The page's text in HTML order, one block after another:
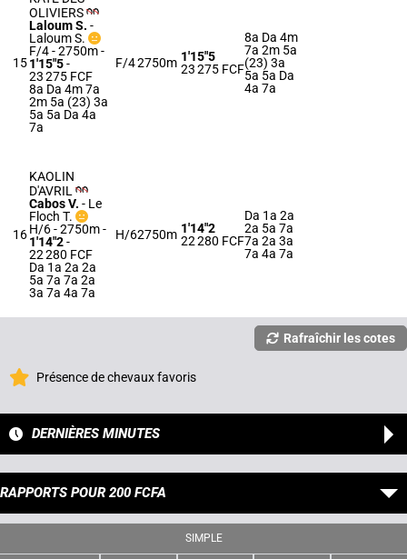
15
OLIVIERS
Laloum S. -
Laloum S.
F/4 - 2750m-
1'15"5-
23 275 FCF
8a Da 4m 7a
2m 5a (23) 3a
5a 5a Da 4a
7a
F/42750m 1'15"5
23 275 FCF
8a Da 4m
7a 2m 5a
(23) 3a
5a 5a Da
4a 7a
16
KAOLIN
D'AVRIL
Cabos V. - Le
Floch T.
H/6 - 2750m-
1'14"2-
22 280 FCF
Da 1a 2a 2a
5a 7a 7a 2a
3a 7a 4a 7a
H/62750m 1'14"2
22 280 FCF
Da 1a 2a
2a 5a 7a
7a 2a 3a
7a 4a 7a
Rafraîchir les cotes
Présence de chevaux favoris
DERNIÈRES MINUTES
RAPPORTS POUR 200 FCFA
SIMPLE